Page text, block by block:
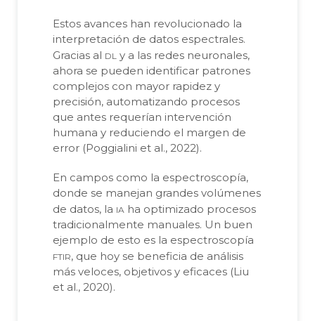
Estos avances han revolucionado la
interpretación de datos espectrales.
Gracias al dl y a las redes neuronales,
ahora se pueden identificar patrones
complejos con mayor rapidez y
precisión, automatizando procesos
que antes requerían intervención
humana y reduciendo el margen de
error (Poggialini et al., 2022).
En campos como la espectroscopía,
donde se manejan grandes volúmenes
de datos, la ia ha optimizado procesos
tradicionalmente manuales. Un buen
ejemplo de esto es la espectroscopía
ftir, que hoy se beneficia de análisis
más veloces, objetivos y eficaces (Liu
et al., 2020).